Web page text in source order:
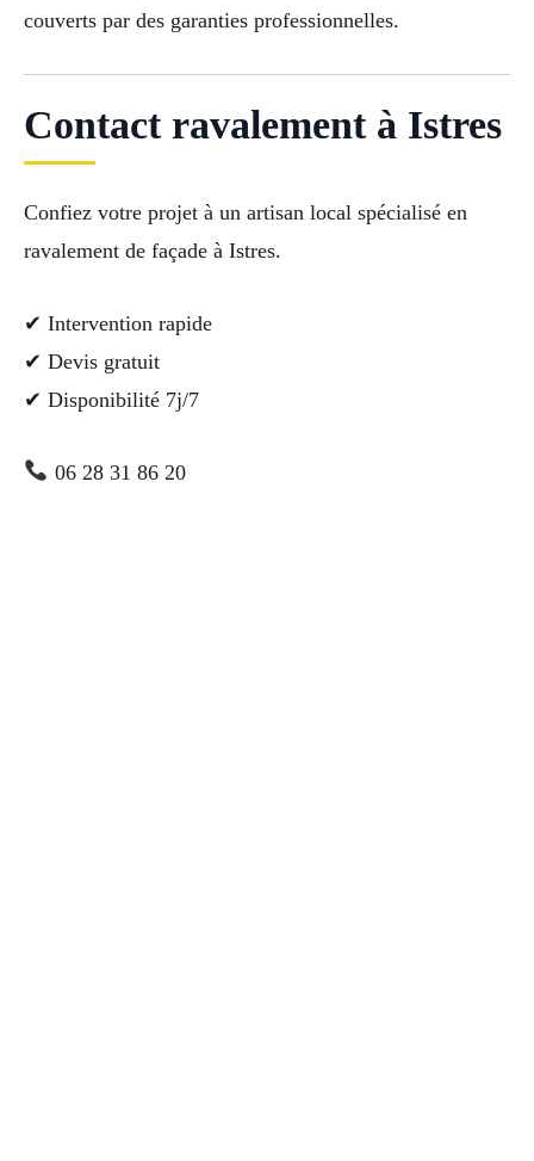
couverts par des garanties professionnelles.
Contact ravalement à Istres
Confiez votre projet à un artisan local spécialisé en
ravalement de façade à Istres.
✔ Intervention rapide
✔ Devis gratuit
✔ Disponibilité 7j/7
06 28 31 86 20